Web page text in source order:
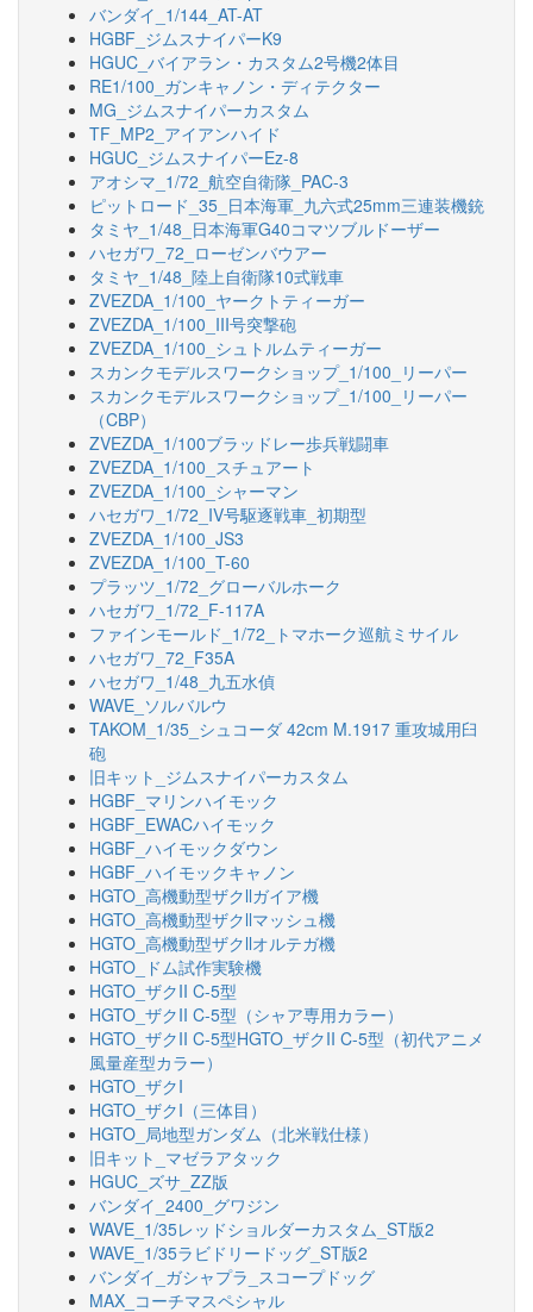
バンダイ_1/144_AT-AT
HGBF_ジムスナイパーK9
HGUC_バイアラン・カスタム2号機2体目
RE1/100_ガンキャノン・ディテクター
MG_ジムスナイパーカスタム
TF_MP2_アイアンハイド
HGUC_ジムスナイパーEz-8
アオシマ_1/72_航空自衛隊_PAC-3
ピットロード_35_日本海軍_九六式25mm三連装機銃
タミヤ_1/48_日本海軍G40コマツブルドーザー
ハセガワ_72_ローゼンバウアー
タミヤ_1/48_陸上自衛隊10式戦車
ZVEZDA_1/100_ヤークトティーガー
ZVEZDA_1/100_III号突撃砲
ZVEZDA_1/100_シュトルムティーガー
スカンクモデルスワークショップ_1/100_リーパー
スカンクモデルスワークショップ_1/100_リーパー
（CBP）
ZVEZDA_1/100ブラッドレー歩兵戦闘車
ZVEZDA_1/100_スチュアート
ZVEZDA_1/100_シャーマン
ハセガワ_1/72_IV号駆逐戦車_初期型
ZVEZDA_1/100_JS3
ZVEZDA_1/100_T-60
プラッツ_1/72_グローバルホーク
ハセガワ_1/72_F-117A
ファインモールド_1/72_トマホーク巡航ミサイル
ハセガワ_72_F35A
ハセガワ_1/48_九五水偵
WAVE_ソルバルウ
TAKOM_1/35_シュコーダ 42cm M.1917 重攻城用臼
砲
旧キット_ジムスナイパーカスタム
HGBF_マリンハイモック
HGBF_EWACハイモック
HGBF_ハイモックダウン
HGBF_ハイモックキャノン
HGTO_高機動型ザクllガイア機
HGTO_高機動型ザクllマッシュ機
HGTO_高機動型ザクllオルテガ機
HGTO_ドム試作実験機
HGTO_ザクII C-5型
HGTO_ザクII C-5型（シャア専用カラー）
HGTO_ザクII C-5型HGTO_ザクII C-5型（初代アニメ
風量産型カラー）
HGTO_ザクI
HGTO_ザクI（三体目）
HGTO_局地型ガンダム（北米戦仕様）
旧キット_マゼラアタック
HGUC_ズサ_ZZ版
バンダイ_2400_グワジン
WAVE_1/35レッドショルダーカスタム_ST版2
WAVE_1/35ラビドリードッグ_ST版2
バンダイ_ガシャプラ_スコープドッグ
MAX_コーチマスペシャル